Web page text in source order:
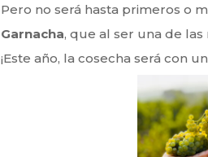
Pero no será hasta primeros o
Garnacha, que al ser una de
¡Este año, la cosecha será con